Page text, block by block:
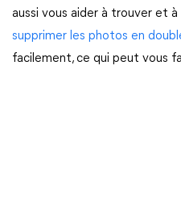
aussi vous aider à trouver et à
supprimer les photos en
facilement, ce qui peut vous